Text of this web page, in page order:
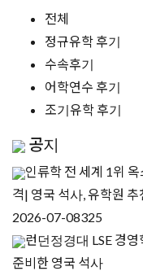
전체
정규유학 후기
수속후기
어학연수 후기
조기유학 후기
공지
인류학 전 세계 1위
격| 영국 석사, 유학원 추
2026-07-08325
런던정경대 LSE 경
준비한 영국 석사